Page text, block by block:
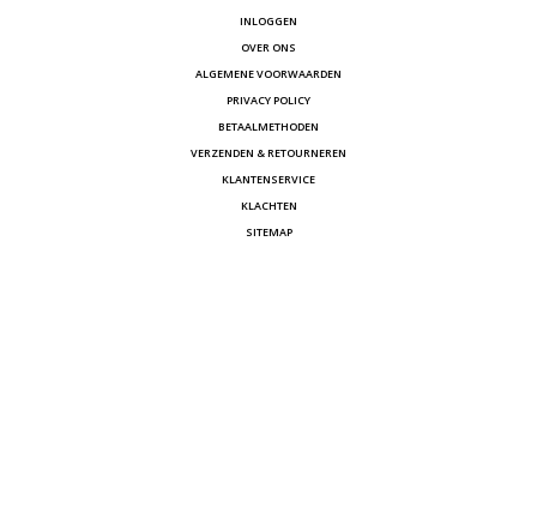
INLOGGEN
OVER ONS
ALGEMENE VOORWAARDEN
PRIVACY POLICY
BETAALMETHODEN
VERZENDEN & RETOURNEREN
KLANTENSERVICE
KLACHTEN
SITEMAP